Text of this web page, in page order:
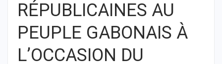
RÉPUBLICAINES AU
PEUPLE GABONAIS À
L’OCCASION DU